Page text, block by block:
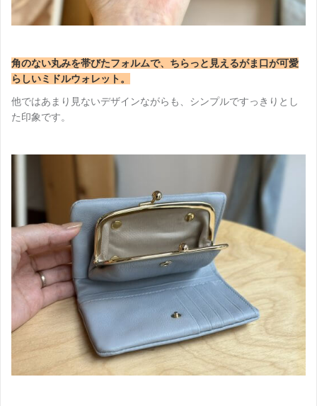
角のない丸みを帯びたフォルムで、ちらっと見えるがま口が可愛
らしいミドルウォレット。
他ではあまり見ないデザインながらも、シンプルですっきりとし
た印象です。